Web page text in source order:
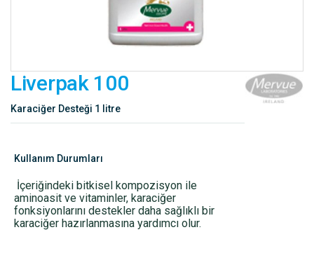
Liverpak 100
Karaciğer Desteği 1 litre
Kullanım Durumları
İçeriğindeki bitkisel kompozisyon ile
aminoasit ve vitaminler, karaciğer
fonksiyonlarını destekler daha sağlıklı bir
karaciğer hazırlanmasına yardımcı olur.